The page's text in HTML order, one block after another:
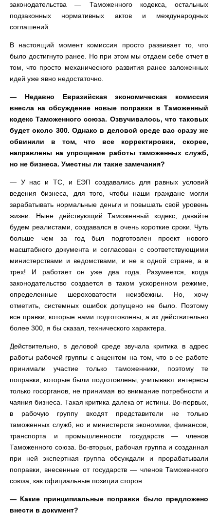
законодательства — Таможенного кодекса, остальных
подзаконных нормативных актов и международных
соглашений.
В настоящий момент комиссия просто развивает то, что
было достигнуто ранее. Но при этом мы отдаем себе отчет в
том, что просто механического развития ранее заложенных
идей уже явно недостаточно.
— Недавно Евразийская экономическая комиссия
внесла на обсуждение новые поправки в Таможенный
кодекс Таможенного союза. Озвучивалось, что таковых
будет около 300. Однако в деловой среде вас сразу же
обвинили в том, что все корректировки, скорее,
направлены на упрощение работы таможенных служб,
но не бизнеса. Уместны ли такие замечания?
— У нас и ТС, и ЕЭП создавались для равных условий
ведения бизнеса, для того, чтобы наши граждане могли
зарабатывать нормальные деньги и повышать свой уровень
жизни. Ныне действующий Таможенный кодекс, давайте
будем реалистами, создавался в очень короткие сроки. Чуть
больше чем за год был подготовлен проект нового
масштабного документа и согласован с соответствующими
министерствами и ведомствами, и не в одной стране, а в
трех! И работает он уже два года. Разумеется, когда
законодательство создается в таком ускоренном режиме,
определенные шероховатости неизбежны. Но, хочу
отметить, системных ошибок допущено не было. Поэтому
все правки, которые нами подготовлены, а их действительно
более 300, я бы сказал, технического характера.
Действительно, в деловой среде звучала критика в адрес
работы рабочей группы с акцентом на том, что в ее работе
принимали участие только таможенники, поэтому те
поправки, которые были подготовлены, учитывают интересы
только госорганов, не принимая во внимание потребности и
чаяния бизнеса. Такая критика далека от истины. Во-первых,
в рабочую группу входят представители не только
таможенных служб, но и министерств экономики, финансов,
транспорта и промышленности государств — членов
Таможенного союза. Во-вторых, рабочая группа и созданная
при ней экспертная группа обсуждали и прорабатывали
поправки, внесенные от государств — членов Таможенного
союза, как официальные позиции сторон.
— Какие принципиальные поправки было предложено
внести в документ?